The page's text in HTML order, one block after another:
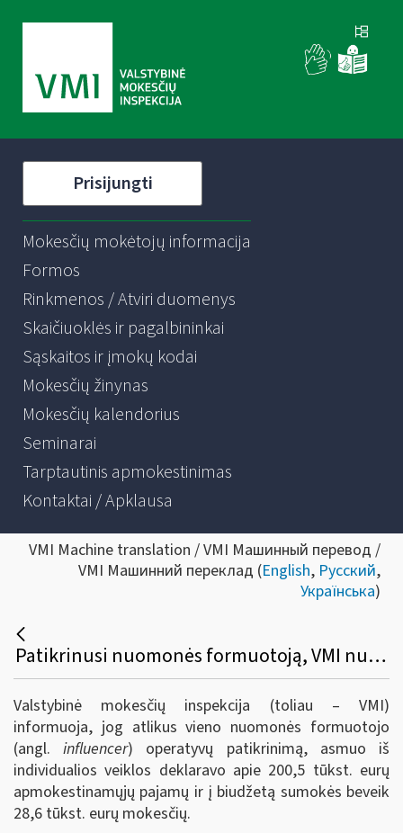
Prisijungti
Mokesčių mokėtojų informacija
Formos
Rinkmenos / Atviri duomenys
Skaičiuoklės ir pagalbininkai
Sąskaitos ir įmokų kodai
Mokesčių žinynas
Mokesčių kalendorius
Seminarai
Tarptautinis apmokestinimas
Kontaktai / Apklausa
VMI Machine translation / VMI Машинный перевод /
VMI Машинний переклад (English, Русский,
Українська)
Patikrinusi nuomonės formuotoją, VMI nustatė daugiau nei 200 tūkst. eurų nedeklaruotų pajamų
Valstybinė mokesčių inspekcija (toliau – VMI)
informuoja, jog atlikus vieno nuomonės formuotojo
(angl.influencer) operatyvų patikrinimą, asmuo iš
individualios veiklos deklaravo apie 200,5 tūkst. eurų
apmokestinamųjų pajamų ir į biudžetą sumokės beveik
28,6 tūkst. eurų mokesčių.